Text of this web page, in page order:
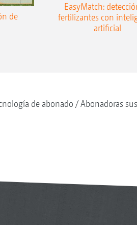
de
EasyMatch:
fertilizantes con
artificial
de abonado Abonadoras